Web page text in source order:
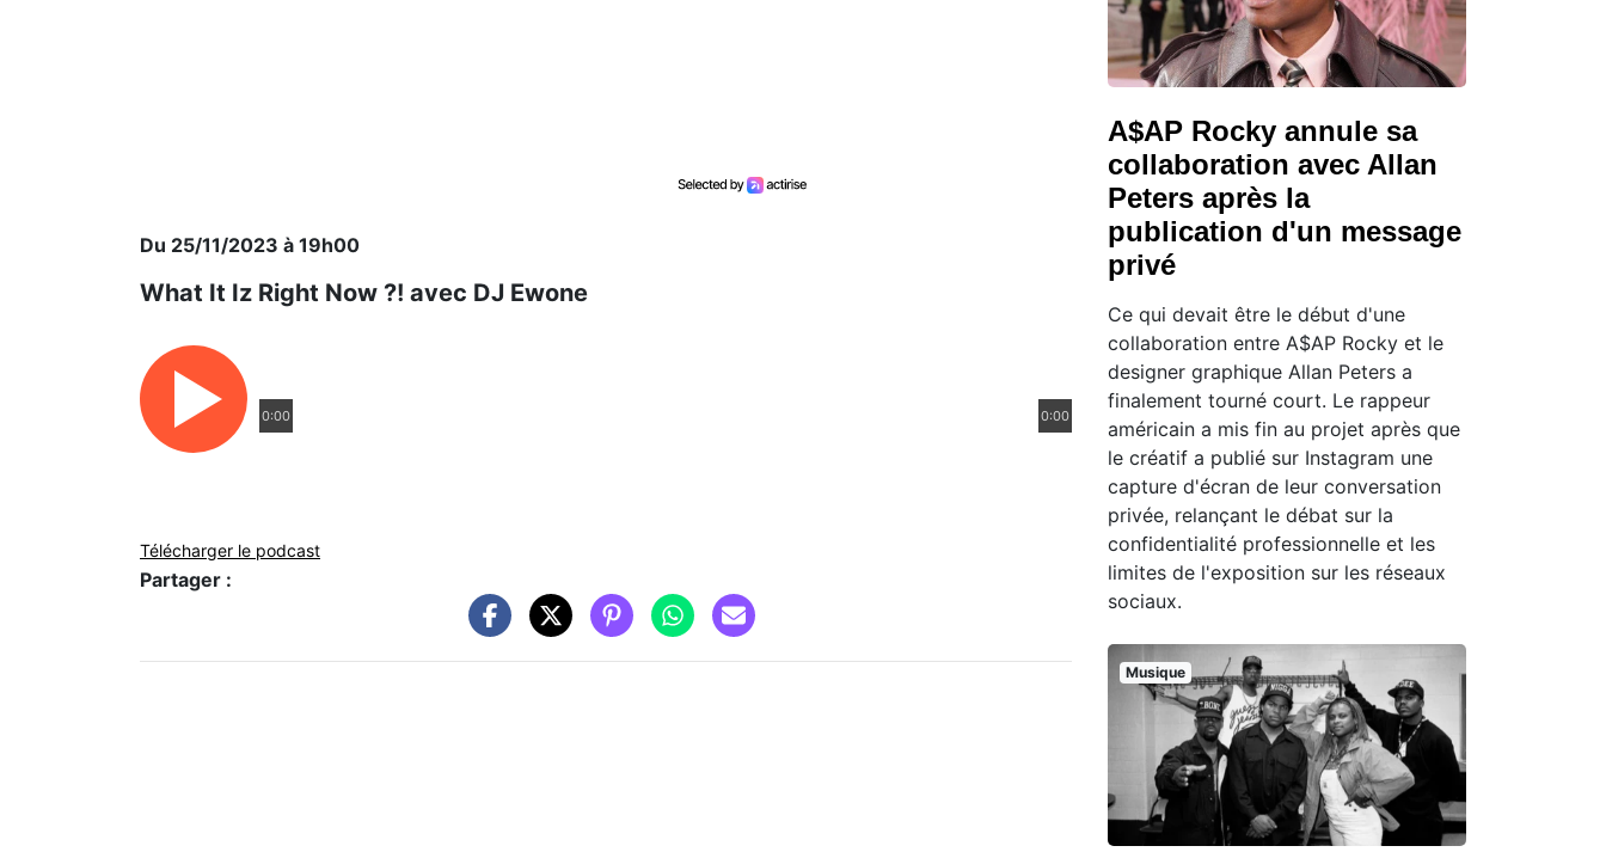
Du 25/11/2023 à 19h00
What It Iz Right Now ?! avec DJ Ewone
0:00 0:00
Télécharger le podcast
Partager :
A$AP Rocky annule sa
collaboration avec Allan
Peters après la
publication d'un message
privé
Ce qui devait être le début d'une
collaboration entre A$AP Rocky et le
designer graphique Allan Peters a
finalement tourné court. Le rappeur
américain a mis fin au projet après que
le créatif a publié sur Instagram une
capture d'écran de leur conversation
privée, relançant le débat sur la
confidentialité professionnelle et les
limites de l'exposition sur les réseaux
sociaux.
Musique